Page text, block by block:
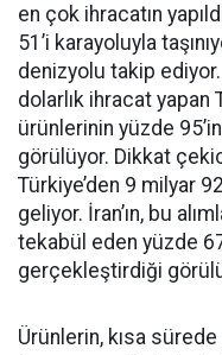
en çok ihracatın
51’i karayoluyla
denizyolu takip
dolarlık ihracat yapan
ürünlerinin yüzde
görülüyor. Dikkat
Türkiye’den 9 milyar
geliyor. İran’ın, bu
tekabül eden yüzde
gerçekleştirdiği
Ürünlerin, kısa